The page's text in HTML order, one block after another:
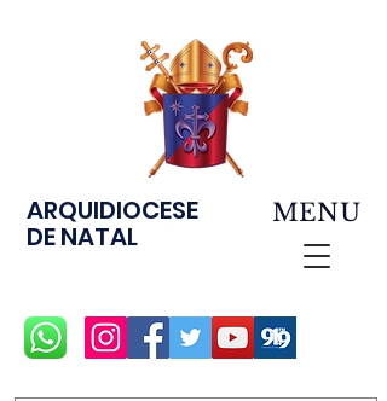
ARQUIDIOCESE
DE NATAL
MENU